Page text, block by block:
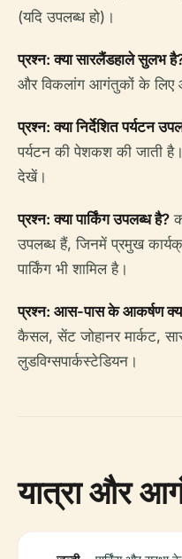
(यदि उपलब्ध हो)।
प्रश्न: क्या सारलैंडहाले सुलभ
और विकलांग आगंतुकों के लिए
प्रश्न: क्या निर्देशित पर्यटन
पर्यटन की पेशकश की जाती
देखें।
प्रश्न: क्या पार्किंग उपलब्ध है?
उपलब्ध हैं, जिनमें प्रमुख
पार्किंग भी शामिल है।
प्रश्न: आस-पास के आकर्षण
कैसल, सेंट जोहानर मार्कट,
लुडविग्सपार्कस्टेडियन।
यात्रा और